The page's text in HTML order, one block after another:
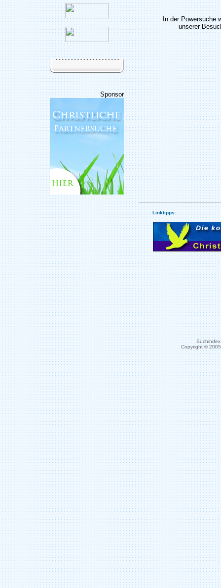
Sponsor
In der Powersuche
unserer
Linktipps:
Copyright ©